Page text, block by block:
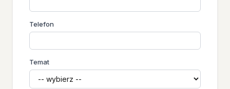
Telefon
Temat